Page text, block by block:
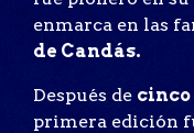
enmarca en las
de Candás.
Después de cinco
primera edición